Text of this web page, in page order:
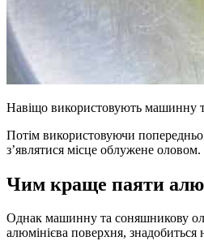
Навіщо використовують машинну
Потім використовуючи
з’являтися місце облужене
Чим краще паяти
Однак машинну та соняшникову
алюмінієва поверхня,